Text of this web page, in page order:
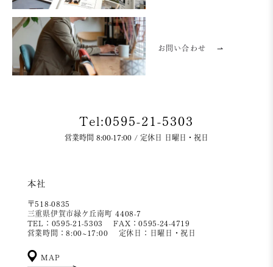
お問い合わせ ⇀
Tel:0595-21-5303
営業時間 8:00-17:00 / 定休日 日曜日・祝日
本社
〒518-0835
三重県伊賀市緑ケ丘南町 4408-7
TEL：0595-21-5303
FAX：0595-24-4719
営業時間：8:00~17:00
定休日：日曜日・祝日
MAP